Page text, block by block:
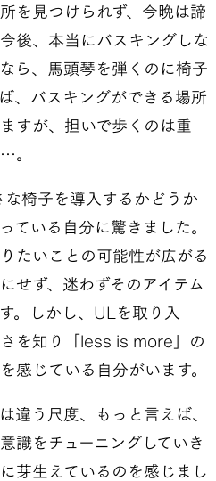
を見つけられず、今晩は諦
後、本当にバスキングしな
ら、馬頭琴を弾くのに椅子
、バスキングができる場所
すが、担いで歩くのは重
。
な椅子を導入するかどうか
ている自分に驚きました。
たいことの可能性が広がる
せず、迷わずそのアイテム
。しかし、ULを取り入
を知り「less is more」の
感じている自分がいます。
違う尺度、もっと言えば、
識をチューニングしていき
芽生えているのを感じまし